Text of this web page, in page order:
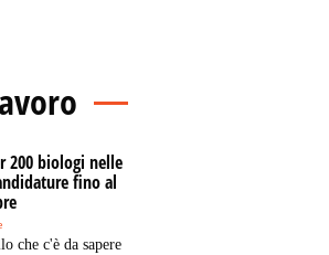
200 biologi nelle
fino al
che c'è da sapere